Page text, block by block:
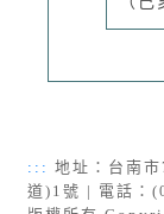
::: 地址：台南
道)1號 | 電話：